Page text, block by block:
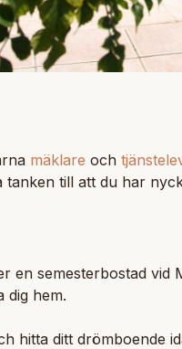
mäklare och
till att du har
en semesterbostad
dig hem.
hitta ditt drömboende